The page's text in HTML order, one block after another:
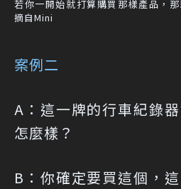
若你一開始就打算購買那樣產品，
摘自Mini
案例二
A：這一牌的行車紀錄
怎麼樣？
B：你確定要買這個，